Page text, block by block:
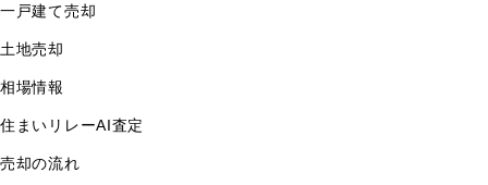
一戸建て売却
土地売却
相場情報
住まいリレーAI査定
売却の流れ